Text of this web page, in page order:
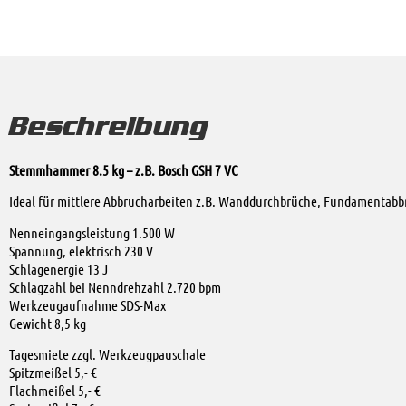
Beschreibung
Stemmhammer 8.5 kg – z.B. Bosch GSH 7 VC
Ideal für mittlere Abbrucharbeiten z.B. Wanddurchbrüche,
Nenneingangsleistung 1.500 W
Spannung, elektrisch 230 V
Schlagenergie 13 J
Schlagzahl bei Nenndrehzahl 2.720 bpm
Werkzeugaufnahme SDS-Max
Gewicht 8,5 kg
Tagesmiete zzgl. Werkzeugpauschale
Spitzmeißel 5,- €
Flachmeißel 5,- €